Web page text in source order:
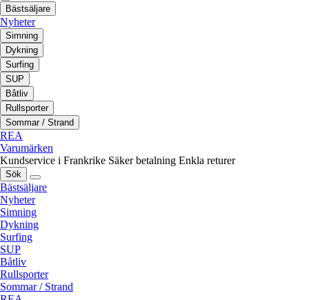
Bästsäljare
Nyheter
Simning
Dykning
Surfing
SUP
Båtliv
Rullsporter
Sommar / Strand
REA
Varumärken
Kundservice i Frankrike Säker betalning Enkla returer
Sök
Bästsäljare
Nyheter
Simning
Dykning
Surfing
SUP
Båtliv
Rullsporter
Sommar / Strand